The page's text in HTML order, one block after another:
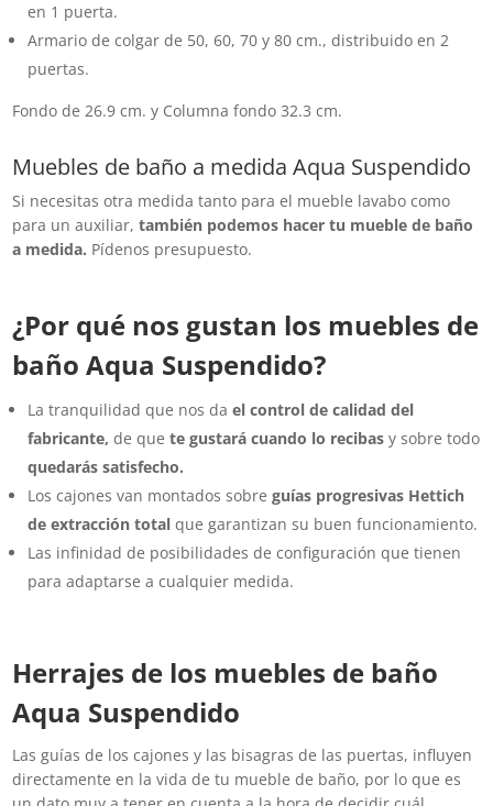
en 1 puerta.
Armario de colgar de 50, 60, 70 y 80 cm., distribuido en 2
puertas.
Fondo de 26.9 cm. y Columna fondo 32.3 cm.
Muebles de baño a medida Aqua Suspendido
Si necesitas otra medida tanto para el mueble lavabo como
para un auxiliar,también podemos hacer tu mueble de baño
a medida. Pídenos presupuesto.
¿Por qué nos gustan los muebles de
baño Aqua Suspendido?
La tranquilidad que nos dael control de calidad del
fabricante, de quete gustará cuando lo recibas y sobre todo
quedarás satisfecho.
Los cajones van montados sobreguías progresivas Hettich
de extracción total que garantizan su buen funcionamiento.
Las infinidad de posibilidades de configuración que tienen
para adaptarse a cualquier medida.
Herrajes de los muebles de baño
Aqua Suspendido
Las guías de los cajones y las bisagras de las puertas, influyen
directamente en la vida de tu mueble de baño, por lo que es